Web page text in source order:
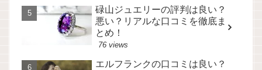
碌山ジュエリーの評判は良い？
悪い？リアルな口コミを徹底ま
とめ！
76 views
エルフランクの口コミは良い？